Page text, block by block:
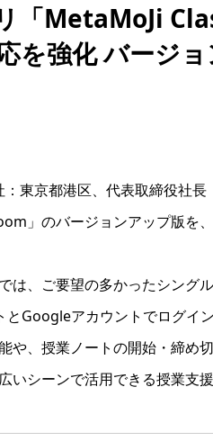
「MetaMoJi
を強化 バージ
東京都港区、代表取締役社
」のバージョンアップ版を
は、ご要望の多かったシング
Googleアカウントでログイ
や、授業ノートの開始・締め
いシーンで活用できる授業支